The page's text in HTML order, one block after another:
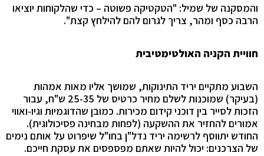
והמסקנה של שמיל: "הטקטיקה פשוטה – כדי שהלקוחות יוציאו
הרבה כסף ומהר, צריך לגרום להם להילחץ קצת"
.
חוויית הקניה האולטימטיבית
השבוע מתקיים יריד התינוקות, שמושך אליו מאות אמהות
(בעיקר) שמוכנות לשלם מחיר כרטיס של 25-35 ש"ח, עבור
הזכות לסייר בין דוכני קידום מכירות. כמובן שהדוגמיות וגיו-ואווי
אמורים להחזיר את ההשקעה (לפחות מבחינה פסיכולוגית).
החודש יתווסף לרשימה יריד נדל"ן בחו"ל שיפרוט על אותם נימים
של הצרכנים: יכול להיות שאתם מפספסים את עסקת חייכם.